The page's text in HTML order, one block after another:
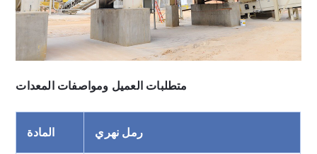
متطلبات العميل ومواصفات المعدات
المادة رمل نهري